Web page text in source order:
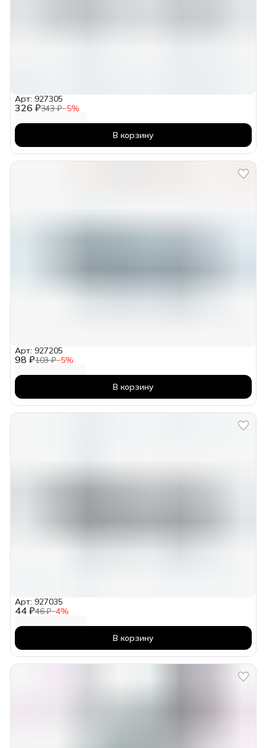
326 ₽343 ₽−5%
Арт: 927305
В корзину
98 ₽103 ₽−5%
Арт: 927205
В корзину
44 ₽46 ₽−4%
Арт: 927035
В корзину